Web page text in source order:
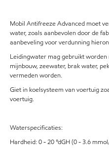
Mobil Antifreeze Advanced moet
water, zoals aanbevolen door de
aanbeveling voor verdunning
Leidingwater mag gebruikt
mijnbouw, zeewater, brak water,
vermeden worden.
Giet in koelsysteem van voertuig
voertuig.
Waterspecificaties:
Hardheid: 0 - 20 °dGH (0 - 3.6